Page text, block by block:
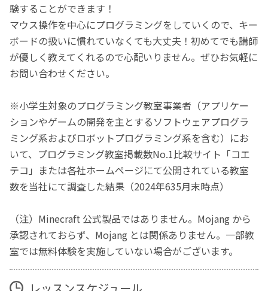
験することができます！
マウス操作を中心にプログラミングをしていくので、キー
ボードの扱いに慣れていなくても大丈夫！初めてでも講師
が優しく教えてくれるので心配いりません。ぜひお気軽に
お問い合わせください。
※小学生対象のプログラミング教室事業者（アプリケー
ションやゲームの開発を主とするソフトウェアプログラ
ミング系およびロボットプログラミング系を含む）にお
いて、プログラミング教室掲載数No.1比較サイト「コエ
テコ」または各社ホームページにて公開されている教室
数を当社にて調査した結果（2024年635月末時点）
（注）Minecraft 公式製品ではありません。Mojang から
承認されておらず、Mojang とは関係ありません。一部教
室では無料体験を実施していない場合がございます。